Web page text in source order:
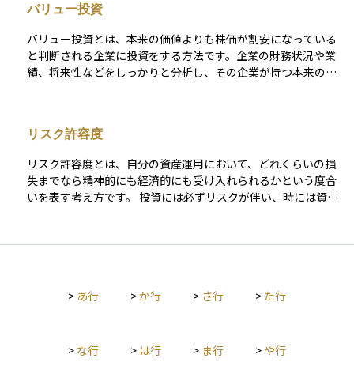
経済的な意味ではキャピタルゲインと譲渡所得は同様の概念を
指しますが、前者が広義の利益、後者が課税対象としての所得
という違いがあります。投資の成果を判断したり、税金を計算
したりするうえで、両者の使われ方を正しく理解することが大
切です。
バリュー投資
バリュー投資とは、本来の価値よりも株価が割安になっている
と判断される企業に投資をする方法です。企業の財務状況や業
績、将来性などをしっかりと分析し、その企業が持つ本来の価
ず、じっくりと資産を育てたい人に向いている投資手法です。
リスク許容度
リスク許容度とは、自分の資産運用において、どれくらいの損
失までなら精神的にも経済的にも受け入れられるかという度合
いを表す考え方です。 投資には必ずリスクが伴い、時には資産
点で、自分のリスク許容度を見極めることが大切です。 年齢、
も挑戦できますが、低い人は安定性の高い商品を選ぶほうが安
> あ行 >か行 > さ行 > た行
> な行 > は行 > ま行 > や行